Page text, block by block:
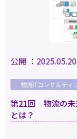
公開 ：2025.05.20
物流ITコンサルティ
第21回 物流の未
とは？